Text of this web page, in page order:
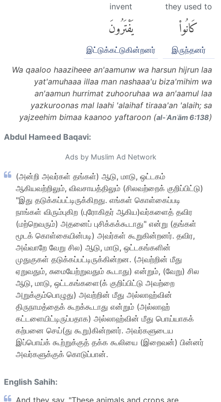
they used to
كَانُوا۟
இருந்தனர்
invent
يَفْتَرُونَ
இட்டுக்கட்டுகின்றனர்
Wa qaaloo haaziheee an'aamunw wa harsun hijrun laa
yat'amuhaaa illaa man nashaaa'u biza'mihim wa
an'aamun hurrimat zuhooruhaa wa an'aamul laa
yazkuroonas mal laahi 'alaihaf tiraaa'an 'alaih; sa
yajzeehim bimaa kaanoo yaftaroon (al-ʾAnʿām 6:138)
Abdul Hameed Baqavi:
Ads by Muslim Ad Network
(அன்றி அவர்கள் தங்கள்) ஆடு, மாடு, ஒட்டகம்
ஆகியவற்றிலும், விவசாயத்திலும் (சிலவற்றைக் குறிப்பிட்டு)
"இது தடுக்கப்பட்டிருக்கிறது. எங்கள் கொள்கைப்படி
நாங்கள் விரும்புகிற (புரோகிதர் ஆகிய)வர்களைத் தவிர
(மற்றெவரும்) அதனைப் புசிக்கக்கூடாது" என்று (தங்கள்
மூடக் கொள்கையின்படி) அவர்கள் கூறுகின்றனர். தவிர,
அவ்வாறே வேறு சில) ஆடு, மாடு, ஒட்டகங்களின்
முதுகுகள் தடுக்கப்பட்டிருக்கின்றன. (அவற்றின் மீது
ஏறுவதும், சுமையேற்றுவதும் கூடாது) என்றும், (வேறு) சில
ஆடு, மாடு, ஒட்டகங்களை(க் குறிப்பிட்டு அவற்றை
அறுக்கும்பொழுது) அவற்றின் மீது அல்லாஹ்வின்
திருநாமத்தைக் கூறக்கூடாது என்றும் (அல்லாஹ்
கட்டளையிட்டிருப்பதாக) அல்லாஹ்வின் மீது பொய்யாகக்
கற்பனை செய்(து கூறு)கின்றனர். அவர்களுடைய
இப்பொய்க் கூற்றுக்குத் தக்க கூலியை (இறைவன்) பின்னர்
அவர்களுக்குக் கொடுப்பான்.
English Sahih: